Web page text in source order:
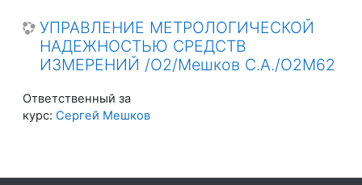
УПРАВЛЕНИЕ МЕТРОЛОГИЧЕСКОЙ
НАДЕЖНОСТЬЮ СРЕДСТВ
ИЗМЕРЕНИЙ /О2/Мешков С.А./О2М62
Ответственный за
курс: Сергей Мешков